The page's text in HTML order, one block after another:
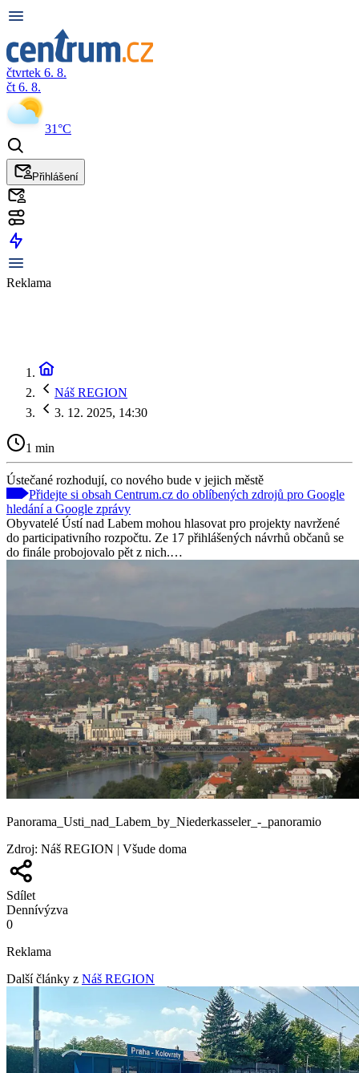
čtvrtek 6. 8.
čt 6. 8.
31°C
Přihlášení
Reklama
Náš REGION
3. 12. 2025, 14:30
1 min
Ústečané rozhodují, co nového bude v jejich městě
Přidejte si obsah Centrum.cz do oblíbených zdrojů pro Google
hledání a Google zprávy
Obyvatelé Ústí nad Labem mohou hlasovat pro projekty navržené
do participativního rozpočtu. Ze 17 přihlášených návrhů občanů se
do finále probojovalo pět z nich.…
Panorama_Usti_nad_Labem_by_Niederkasseler_-_panoramio
Zdroj: Náš REGION | Všude doma
Sdílet
Dennívýzva
0
Reklama
Další články z Náš REGION